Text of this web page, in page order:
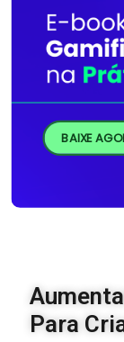
BAIXE
Para